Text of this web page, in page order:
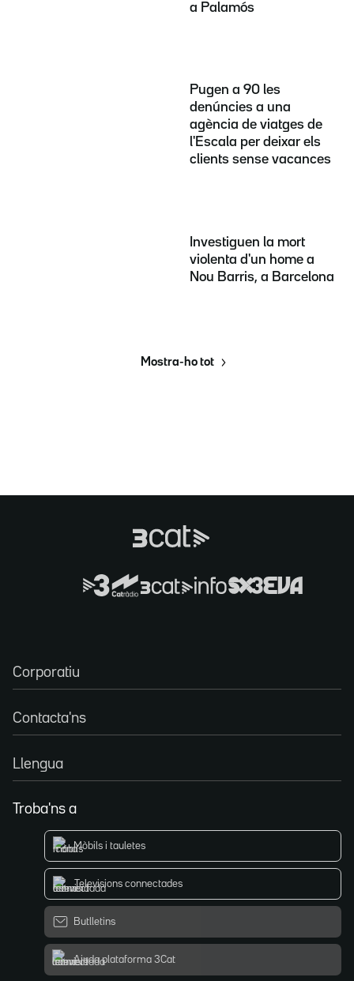
a Palamós
Pugen a 90 les
denúncies a una
agència de viatges de
l'Escala per deixar els
clients sense vacances
Investiguen la mort
violenta d'un home a
Nou Barris, a Barcelona
Mostra-ho tot
Corporatiu
Contacta'ns
Llengua
Troba'ns a
Mòbils i tauletes
Televisions connectades
Butlletins
Ajuda plataforma 3Cat